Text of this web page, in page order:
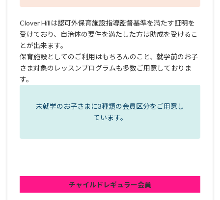
Clover Hillは認可外保育施設指導監督基準を満たす証明を
受けており、自治体の要件を満たした方は助成を受けるこ
とが出来ます。
保育施設としてのご利用はもちろんのこと、就学前のお子
さま対象のレッスンプログラムも多数ご用意しておりま
す。
未就学のお子さまに3種類の会員区分をご用意し
ています。
チャイルドレギュラー会員